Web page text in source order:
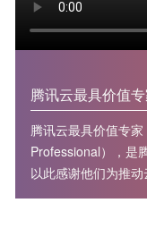
腾讯云最具价值
腾讯云最具价值专
Professional），是
以此感谢他们为推动